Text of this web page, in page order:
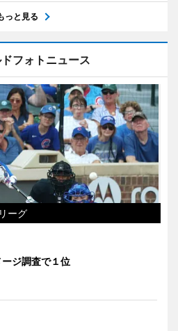
っと見る
フォトニュース
ーグ
ジ調査で１位